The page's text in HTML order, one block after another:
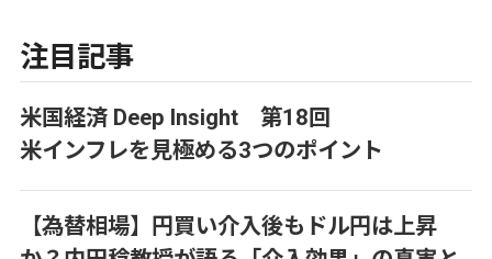
注目記事
米国経済 Deep Insight 第18回
米インフレを見極める3つのポイント
【為替相場】円買い介入後もドル円は上昇